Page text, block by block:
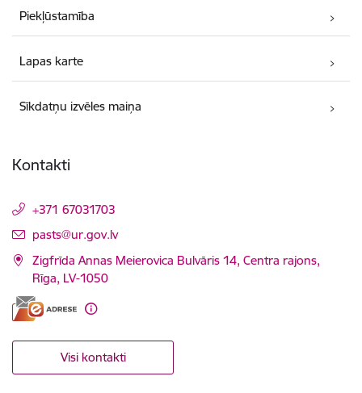
Piekļūstamība
Lapas karte
Sīkdatņu izvēles maiņa
Kontakti
+371 67031703
E-pasts:
pasts@ur.gov.lv
Zigfrīda Annas Meierovica Bulvāris 14, Centra rajons,
Rīga, LV-1050
Visi kontakti